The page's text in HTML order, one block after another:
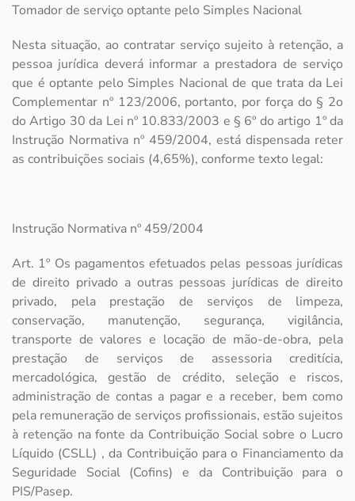
Tomador de serviço optante pelo Simples Nacional
Nesta situação, ao contratar serviço sujeito à retenção, a
pessoa jurídica deverá informar a prestadora de serviço
que é optante pelo Simples Nacional de que trata da Lei
Complementar nº 123/2006, portanto, por força do § 2o
do Artigo 30 da Lei nº 10.833/2003 e § 6º do artigo 1º da
Instrução Normativa nº 459/2004, está dispensada reter
as contribuições sociais (4,65%), conforme texto legal:
Instrução Normativa nº 459/2004
Art. 1º Os pagamentos efetuados pelas pessoas jurídicas
de direito privado a outras pessoas jurídicas de direito
privado, pela prestação de serviços de limpeza,
conservação, manutenção, segurança, vigilância,
transporte de valores e locação de mão-de-obra, pela
prestação de serviços de assessoria creditícia,
mercadológica, gestão de crédito, seleção e riscos,
administração de contas a pagar e a receber, bem como
pela remuneração de serviços profissionais, estão sujeitos
à retenção na fonte da Contribuição Social sobre o Lucro
Líquido (CSLL) , da Contribuição para o Financiamento da
Seguridade Social (Cofins) e da Contribuição para o
PIS/Pasep.